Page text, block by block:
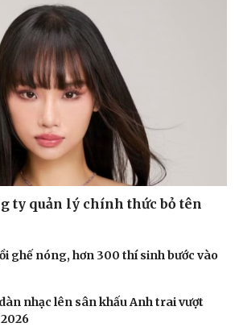
Podcast
Câu chuyện thời sự
Đọc truyện đêm khuya
Kể chuyện cho bé
ty quản lý chính thức bỏ tên
ghế nóng, hơn 300 thí sinh bước vào
nhạc lên sân khấu Anh trai vượt